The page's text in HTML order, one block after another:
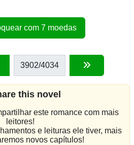
com 7 moedas
3902/4034
this novel
este romance com mais
leitores!
e leituras ele tiver, mais
novos capítulos!